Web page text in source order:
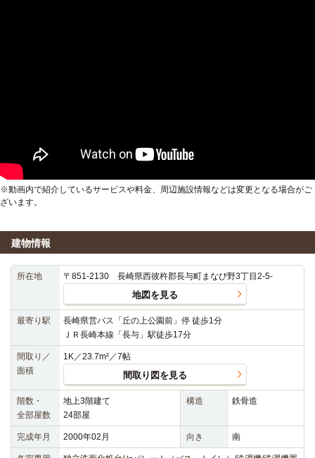
※動画内で紹介しているサービスや料金、周辺施設情報などは変更となる場合がご
ざいます。
建物情報
所在地 〒851-2130 長崎県西彼杵郡長与町まなび野3丁目2-5-
地図を見る
最寄り駅
長崎県営バス「丘の上公園前」停 徒歩1分
ＪＲ長崎本線「長与」駅徒歩17分
間取り／
面積
1K／23.7m²／7帖
間取り図を見る
階数・
全部屋数
地上3階建て
24部屋
構造 鉄骨造
完成年月 2000年02月 向き 南